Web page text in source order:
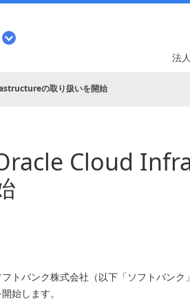
法
の取り扱いを開始
Cloud
フトバンク株式会社（以下「ソフトバン
始します。